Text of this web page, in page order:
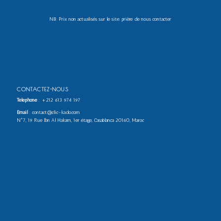
NB: Prix non actualisés sur le site. prière de nous contacter
CONTACTEZ-NOUS
Téléphone: +212 613 974 197
Email: contact@clic-kado.com
N°7, 19 Rue Ibn Al Hakam, 1er étage, Casablanca 20160, Maroc